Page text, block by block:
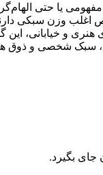
یا حتی
وزن سبکی دارند
و خیابانی، این
سبک شخصی و ذوق
جای بگیرد.